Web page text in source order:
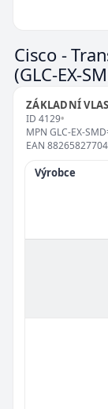
Cisco -
(GLC-EX-
ZÁKLADNÍ
ID 4129•
MPN GLC-EX-
EAN
Výrobce